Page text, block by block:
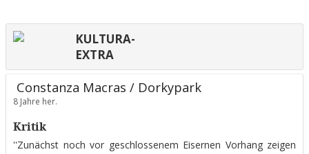
KULTURA-
EXTRA
Constanza Macras / Dorkypark
8 Jahre her.
Kritik
''Zunächst noch vor geschlossenem Eisernen Vorhang zeigen